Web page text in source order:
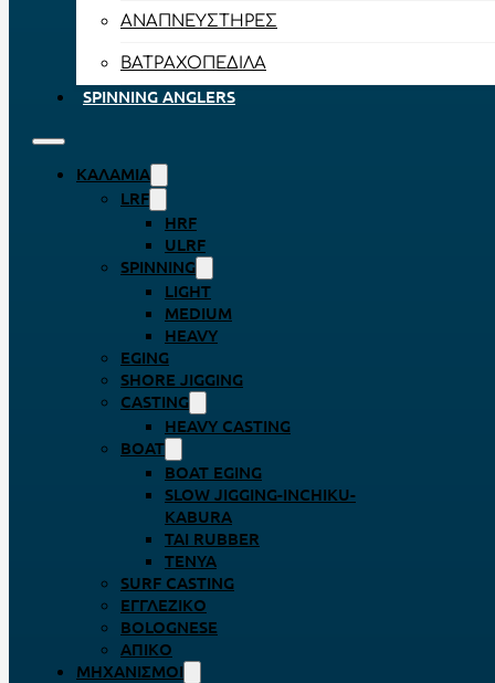
ΑΝΑΠΝΕΥΣΤΉΡΕΣ
ΒΑΤΡΑΧΟΠΈΔΙΛΑ
SPINNING ANGLERS
ΚΑΛΆΜΙΑ
LRF
HRF
ULRF
SPINNING
LIGHT
MEDIUM
HEAVY
EGING
SHORE JIGGING
CASTING
HEAVY CASTING
BOAT
BOAT EGING
SLOW JIGGING-INCHIKU-
KABURA
TAI RUBBER
TENYA
SURF CASTING
ΕΓΓΛΈΖΙΚΟ
BOLOGNESE
ΑΠΊΚΟ
ΜΗΧΑΝΙΣΜΟΊ